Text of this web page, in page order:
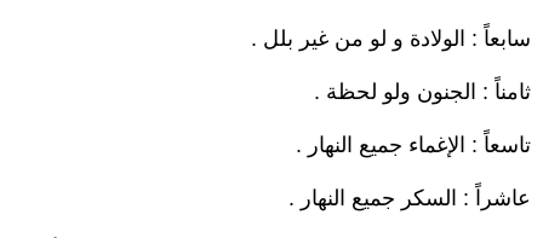
سابعاً : الولادة و لو من غير بلل .
ثامناً : الجنون ولو لحظة .
تاسعاً : الإغماء جميع النهار .
عاشراً : السكر جميع النهار .